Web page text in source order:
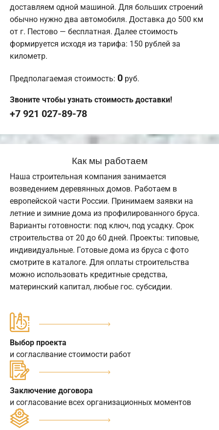
доставляем одной машиной. Для больших строений
обычно нужно два автомобиля. Доставка до 500 км
от г. Пестово — бесплатная. Далее стоимость
формируется исходя из тарифа: 150 рублей за
километр.
Предполагаемая стоимость: 0 руб.
Звоните чтобы узнать стоимость доставки!
+7 921 027-89-78
Как мы работаем
Наша строительная компания занимается
возведением деревянных домов. Работаем в
европейской части России. Принимаем заявки на
летние и зимние дома из профилированного бруса.
Варианты готовности: под ключ, под усадку. Срок
строительства от 20 до 60 дней. Проекты: типовые,
индивидуальные. Готовые дома из бруса с фото
смотрите в каталоге. Для оплаты строительства
можно использовать кредитные средства,
материнский капитал, любые гос. субсидии.
Выбор проекта
и согласлвание стоимости работ
Заключение договора
и согласование всех организационных моментов